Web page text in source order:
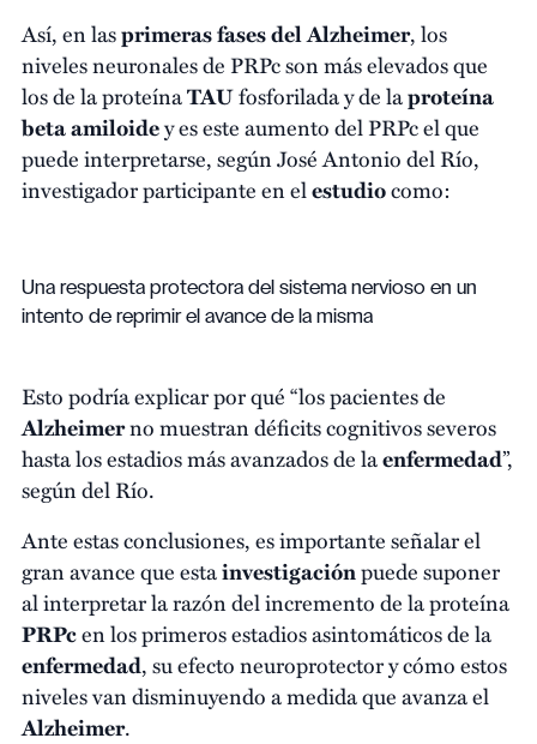
Así, en lasprimeras fases del Alzheimer, los
niveles neuronales de PRPc son más elevados que
los de la proteínaTAUfosforilada y de laproteína
beta amiloidey es este aumento del PRPc el que
puede interpretarse, según José Antonio del Río,
investigador participante en elestudiocomo:
Una respuesta protectora del sistema nervioso en un
intento de reprimir el avance de la misma
Esto podría explicar por qué “los pacientes de
Alzheimerno muestran déficits cognitivos severos
hasta los estadios más avanzados de laenfermedad”,
según del Río.
Ante estas conclusiones, es importante señalar el
gran avance que estainvestigaciónpuede suponer
al interpretar la razón del incremento de la proteína
PRPcen los primeros estadios asintomáticos de la
enfermedad, su efecto neuroprotector y cómo estos
niveles van disminuyendo a medida que avanza el
Alzheimer.